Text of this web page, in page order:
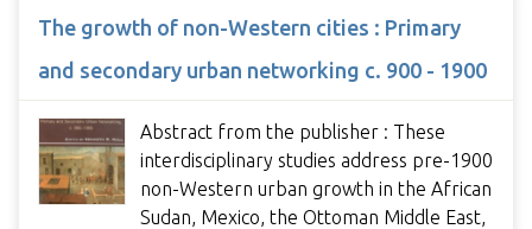
The growth of non-Western cities : Primary
and secondary urban networking c. 900 - 1900
Abstract from the publisher : These
interdisciplinary studies address pre-1900
non-Western urban growth in the African
Sudan, Mexico, the Ottoman Middle East,